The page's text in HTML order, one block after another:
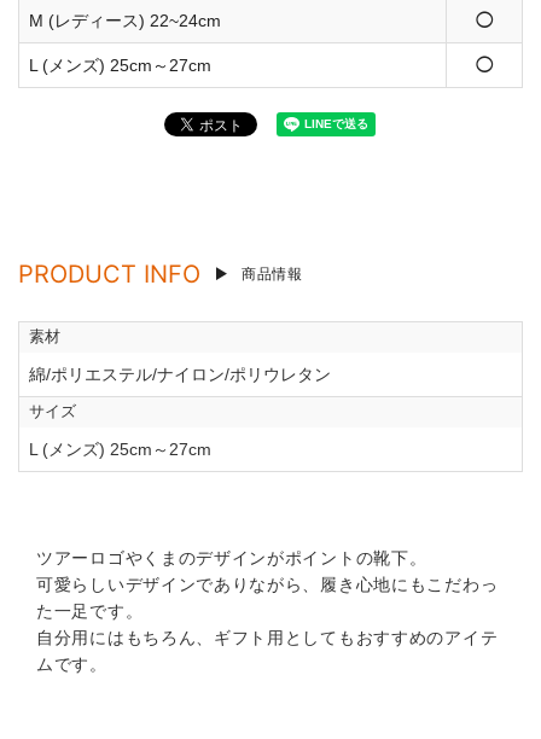
M (レディース) 22~24cm ◯
L (メンズ) 25cm～27cm ◯
PRODUCT INFO 商品情報
素材
綿/ポリエステル/ナイロン/ポリウレタン
サイズ
L (メンズ) 25cm～27cm
ツアーロゴやくまのデザインがポイントの靴下。
可愛らしいデザインでありながら、履き心地にもこだわっ
た一足です。
自分用にはもちろん、ギフト用としてもおすすめのアイテ
ムです。